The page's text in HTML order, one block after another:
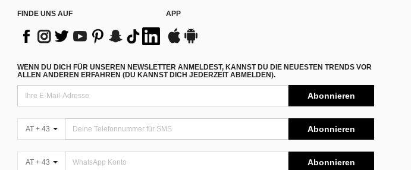
FINDE UNS AUF APP
WENN DU DICH FÜR UNSEREN NEWSLETTER ANMELDEST, KANNST DU DIE NEUESTEN TRENDS VOR
ALLEN ANDEREN ERFAHREN (DU KANNST DICH JEDERZEIT ABMELDEN).
Abonnieren
AT + 43 Abonnieren
AT + 43 Abonnieren